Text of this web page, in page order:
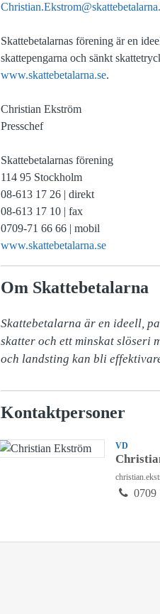
Skattebetalarnas förening är en
skattepengarna och sänkt
www.skattebetalarna.se.
Christian Ekström
Presschef
Skattebetalarnas förening
114 95 Stockholm
08-613 17 26 | direkt
08-613 17 10 | fax
0709-71 66 66 | mobil
www.skattebetalarna.se
Om Skattebetalarna
Skattebetalarna är en ideell,
skatter och ett minskat slöseri
och landsting kan bli
Kontaktpersoner
VD
0709